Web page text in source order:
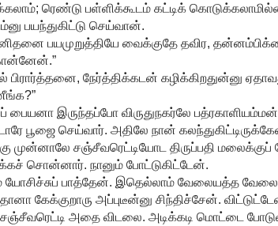
ரெண்டு பள்ளிக்கூடம் கட்டிக்
பயந்துகிட்டு செய்வான்.
பயமுறுத்தியே வைக்குதே தவிர,
பிரார்த்தனை, நேர்த்திக்கடன் கழிக்கிறதுன்னு
பையனா இருந்தப்போ விருதுநகர்லே
பூஜை செய்வார். அதிலே நான்
முன்னாலே சஞ்சீவரெட்டியோட திருப்பதி
சொன்னார். நானும் போட்டுகிட்டேன்.
யோசிச்சுப் பாத்தேன். இதெல்லாம் வேலையத்த
கேக்குறாரு அப்புடீன்னு சிந்திச்சேன்.
அதை விடலை. அடிக்கடி மொட்டை